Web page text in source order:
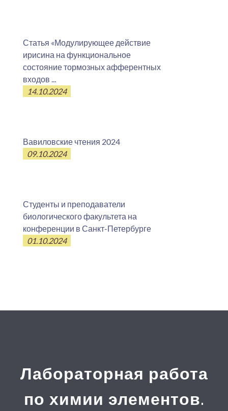
Статья «Модулирующее действие
ирисина на функциональное
состояние тормозных афферентных
входов ...
14.10.2024
Вавиловские чтения 2024
09.10.2024
Студенты и преподаватели
биологического факультета на
конференции в Санкт-Петербурге
01.10.2024
Лабораторная работа
по химии элементов.